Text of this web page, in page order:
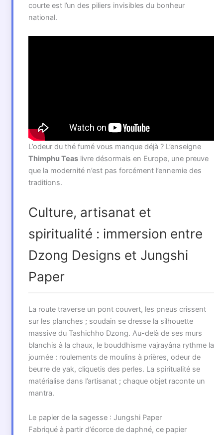
courte est l’un des piliers invisibles du bonheur
national.
L’odeur du thé fumé vous manque déjà ? L’enseigne
Thimphu Teaslivre désormais en Europe, une preuve
que la modernité n’est pas forcément l’ennemie des
traditions.
Culture, artisanat et
spiritualité : immersion entre
Dzong Designs et Jungshi
Paper
La route traverse un pont couvert, les pneus crissent
sur les planches ; soudain se dresse la silhouette
massive du Tashichho Dzong. Au-delà de ses murs
blanchis à la chaux, le bouddhisme vajrayâna rythme la
journée : roulements de moulins à prières, odeur de
beurre de yak, cliquetis des perles. La spiritualité se
matérialise dans l’artisanat ; chaque objet raconte un
mantra.
Le papier de la sagesse : Jungshi Paper
Fabriqué à partir d’écorce de daphné, ce papier